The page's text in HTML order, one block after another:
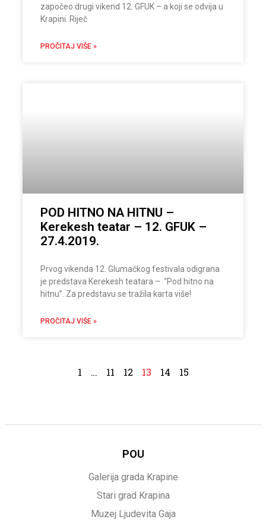
započeo drugi vikend 12. GFUK – a koji se odvija u
Krapini. Riječ
PROČITAJ VIŠE »
POD HITNO NA HITNU –
Kerekesh teatar – 12. GFUK –
27.4.2019.
Prvog vikenda 12. Glumačkog festivala odigrana
je predstava Kerekesh teatara – “Pod hitno na
hitnu”. Za predstavu se tražila karta više!
PROČITAJ VIŠE »
1 … 11 12 13 14 15
POU
Galerija grada Krapine
Stari grad Krapina
Muzej Ljudevita Gaja